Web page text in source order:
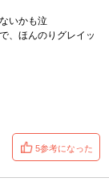
いかも泣
、ほんのりグレイッ
5参考になった